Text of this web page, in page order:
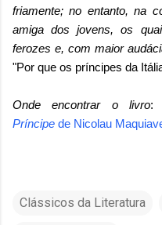
friamente; no entanto, na
amiga dos jovens, os
ferozes e, com maior
"Por que os príncipes da
Onde encontrar o livro:
Príncipe de Nicolau
Clássicos da Literatura